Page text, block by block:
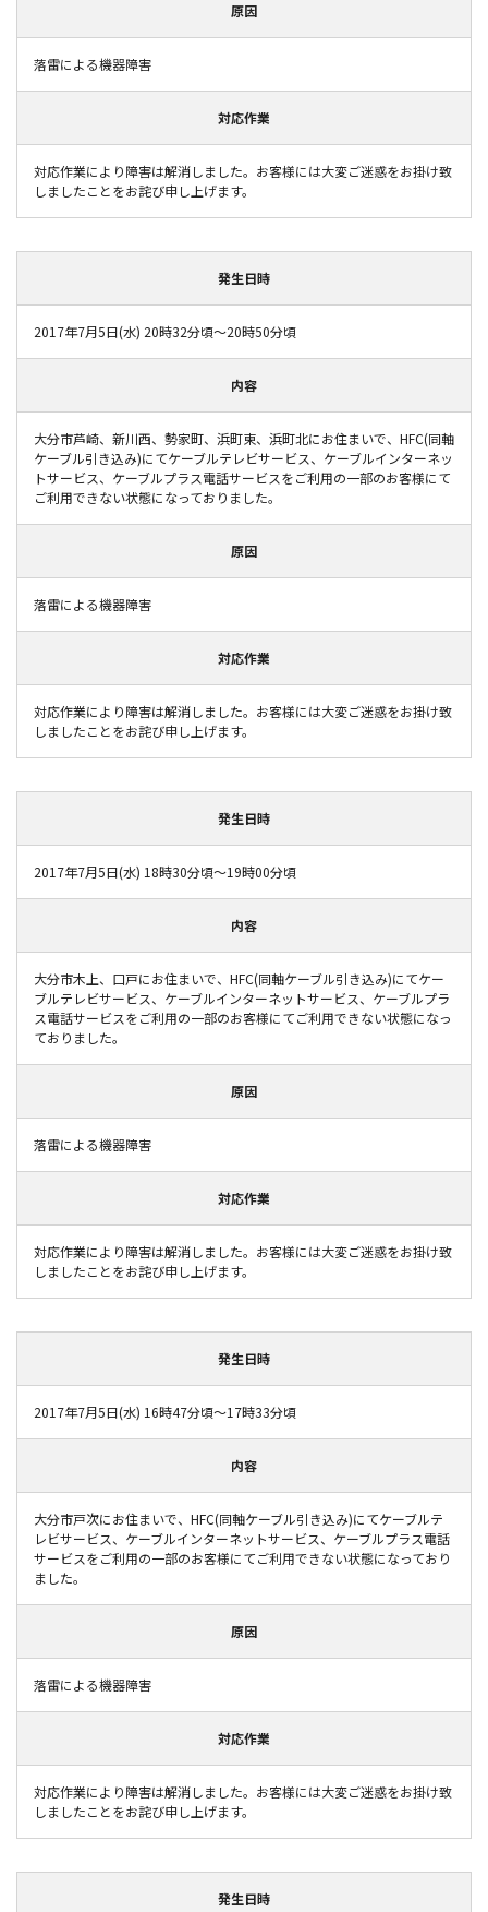
原因
落雷による機器障害
対応作業
対応作業により障害は解消しました。お客様には大変ご迷惑をお掛け致
しましたことをお詫び申し上げます。
発生日時
2017年7月5日(水) 20時32分頃～20時50分頃
内容
大分市芦崎、新川西、勢家町、浜町東、浜町北にお住まいで、HFC(同軸
ケーブル引き込み)にてケーブルテレビサービス、ケーブルインターネッ
トサービス、ケーブルプラス電話サービスをご利用の一部のお客様にて
ご利用できない状態になっておりました。
原因
落雷による機器障害
対応作業
対応作業により障害は解消しました。お客様には大変ご迷惑をお掛け致
しましたことをお詫び申し上げます。
発生日時
2017年7月5日(水) 18時30分頃～19時00分頃
内容
大分市木上、口戸にお住まいで、HFC(同軸ケーブル引き込み)にてケー
ブルテレビサービス、ケーブルインターネットサービス、ケーブルプラ
ス電話サービスをご利用の一部のお客様にてご利用できない状態になっ
ておりました。
原因
落雷による機器障害
対応作業
対応作業により障害は解消しました。お客様には大変ご迷惑をお掛け致
しましたことをお詫び申し上げます。
発生日時
2017年7月5日(水) 16時47分頃～17時33分頃
内容
大分市戸次にお住まいで、HFC(同軸ケーブル引き込み)にてケーブルテ
レビサービス、ケーブルインターネットサービス、ケーブルプラス電話
サービスをご利用の一部のお客様にてご利用できない状態になっており
ました。
原因
落雷による機器障害
対応作業
対応作業により障害は解消しました。お客様には大変ご迷惑をお掛け致
しましたことをお詫び申し上げます。
発生日時